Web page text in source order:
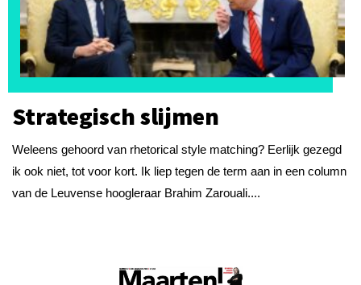
Strategisch slijmen
Weleens gehoord van rhetorical style matching? Eerlijk gezegd
ik ook niet, tot voor kort. Ik liep tegen de term aan in een column
van de Leuvense hoogleraar Brahim Zarouali....